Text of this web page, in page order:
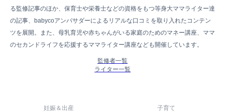
る監修記事のほか、保育士や栄養士などの資格をもつ等身大ママライター達
の記事、babycoアンバサダーによるリアルな口コミを取り入れたコンテン
ツを展開。また、母乳育児や赤ちゃんがいる家庭のためのマネー講座、ママ
のセカンドライフを応援するママライター講座なども開催しています。
監修者一覧
ライター一覧
妊娠＆出産 子育て